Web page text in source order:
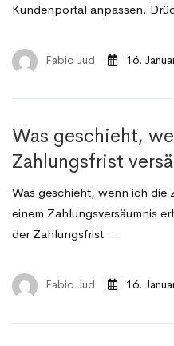
Kundenportal anpassen.
Fabio Jud 16.
Was geschieht,
Zahlungsfrist
Was geschieht, wenn ich die
einem Zahlungsversäumnis
der Zahlungsfrist …
Fabio Jud 16.